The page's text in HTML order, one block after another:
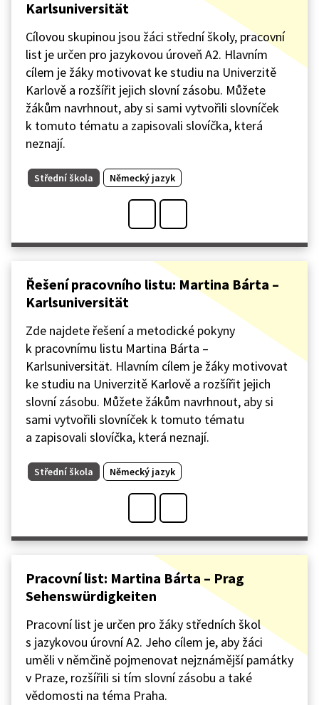
Karlsuniversität
Cílovou skupinou jsou žáci střední školy, pracovní
list je určen pro jazykovou úroveň A2. Hlavním
cílem je žáky motivovat ke studiu na Univerzitě
Karlově a rozšířit jejich slovní zásobu. Můžete
žákům navrhnout, aby si sami vytvořili slovníček
k tomuto tématu a zapisovali slovíčka, která
neznají.
Střední škola Německý jazyk
Řešení pracovního listu: Martina Bárta –
Karlsuniversität
Zde najdete řešení a metodické pokyny
k pracovnímu listu Martina Bárta –
Karlsuniversität. Hlavním cílem je žáky motivovat
ke studiu na Univerzitě Karlově a rozšířit jejich
slovní zásobu. Můžete žákům navrhnout, aby si
sami vytvořili slovníček k tomuto tématu
a zapisovali slovíčka, která neznají.
Střední škola Německý jazyk
Pracovní list: Martina Bárta – Prag
Sehenswürdigkeiten
Pracovní list je určen pro žáky středních škol
s jazykovou úrovní A2. Jeho cílem je, aby žáci
uměli v němčině pojmenovat nejznámější památky
v Praze, rozšířili si tím slovní zásobu a také
vědomosti na téma Praha.